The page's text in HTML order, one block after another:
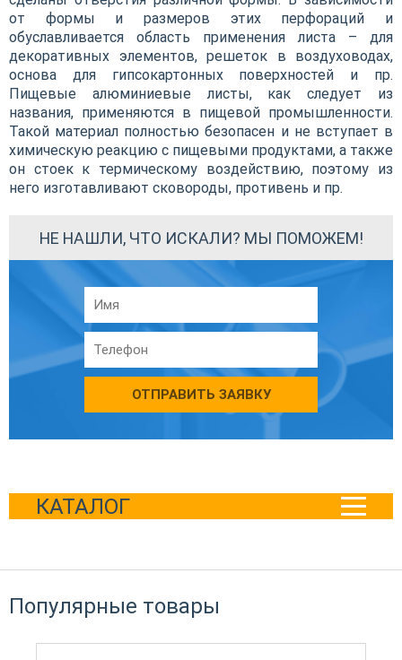
КАТАЛОГ
от формы и размеров этих перфораций и
обуславливается область применения листа – для
декоративных элементов, решеток в воздуховодах,
основа для гипсокартонных поверхностей и пр.
Пищевые алюминиевые листы, как следует из
названия, применяются в пищевой промышленности.
Такой материал полностью безопасен и не вступает в
химическую реакцию с пищевыми продуктами, а также
он стоек к термическому воздействию, поэтому из
него изготавливают сковороды, противень и пр.
НЕ НАШЛИ, ЧТО ИСКАЛИ? МЫ ПОМОЖЕМ!
ОТПРАВИТЬ ЗАЯВКУ
Популярные товары